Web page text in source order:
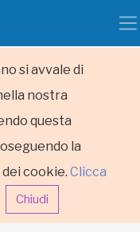
si avvale di
nostra
questa
la
cookie. Clicca
Chiudi